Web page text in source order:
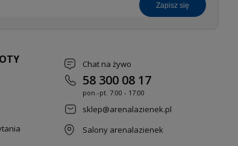
zapisz się
Chat na żywo
58 300 08 17
pon.-pt. 7:00 - 17:00
sklep@arenalazienek.pl
Salony arenalazienek